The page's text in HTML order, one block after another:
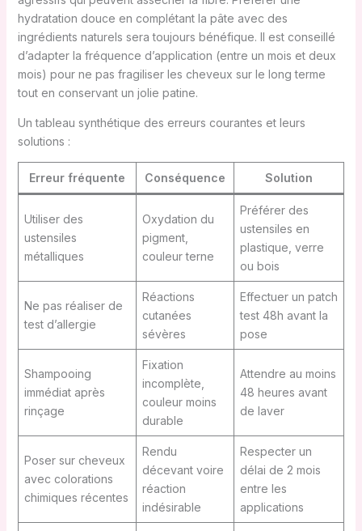
hydratation douce en complétant la pâte avec des
ingrédients naturels sera toujours bénéfique. Il est conseillé
d’adapter la fréquence d’application (entre un mois et deux
mois) pour ne pas fragiliser les cheveux sur le long terme
tout en conservant un jolie patine.
Un tableau synthétique des erreurs courantes et leurs
solutions :
Erreur fréquente Conséquence Solution
Utiliser des
ustensiles
métalliques
Oxydation du
pigment,
couleur terne
Préférer des
ustensiles en
plastique, verre
ou bois
Ne pas réaliser de
test d’allergie
Réactions
cutanées
sévères
Effectuer un patch
test 48h avant la
pose
Shampooing
immédiat après
rinçage
Fixation
incomplète,
couleur moins
durable
Attendre au moins
48 heures avant
de laver
Poser sur cheveux
avec colorations
chimiques récentes
Rendu
décevant voire
réaction
indésirable
Respecter un
délai de 2 mois
entre les
applications